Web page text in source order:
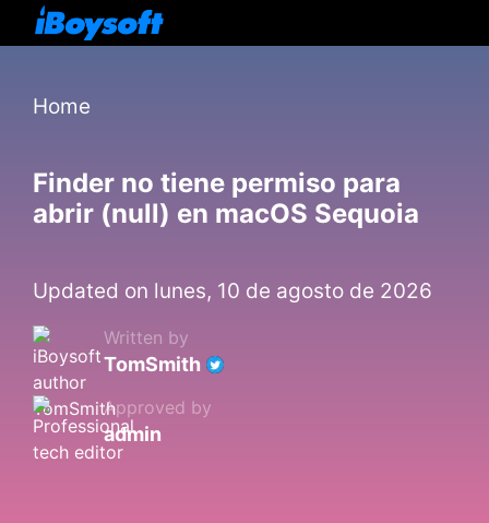
Home
Finder no tiene permiso para
abrir (null) en macOS Sequoia
Updated on lunes, 10 de agosto de 2026
Written by
TomSmith
Approved by
admin